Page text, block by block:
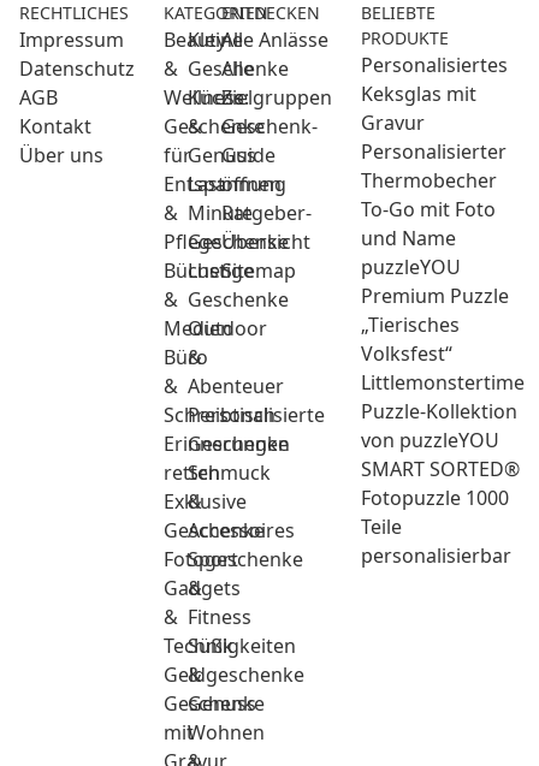
RECHTLICHES
Impressum
Datenschutz
AGB
Kontakt
Über uns
KATEGORIEN
Beauty
&
Wellness:
Geschenke
für
Entspannung
&
Pflege
Bücher
&
Medien
Büro
&
Schreibtisch
Erinnerungen
retten
Exklusive
Geschenke
Fotogeschenke
Gadgets
&
Technik
Geldgeschenke
Geschenke
mit
Kleine
Geschenke
Küche
&
Genuss
Last
Minute
Geschenke
Lustige
Geschenke
Outdoor
&
Abenteuer
Personalisierte
Geschenke
Schmuck
&
Accessoires
Sport
&
Fitness
Süßigkeiten
&
Genuss
Wohnen
ENTDECKEN
Alle Anlässe
Alle
Zielgruppen
Geschenk-
Guide
öffnen
Ratgeber-
Übersicht
Sitemap
BELIEBTE
PRODUKTE
Personalisiertes
Keksglas mit
Gravur
Personalisierter
Thermobecher
To-Go mit Foto
und Name
puzzleYOU
Premium Puzzle
„Tierisches
Volksfest“
Littlemonstertime
Puzzle-Kollektion
von puzzleYOU
SMART SORTED®
Fotopuzzle 1000
Teile
personalisierbar